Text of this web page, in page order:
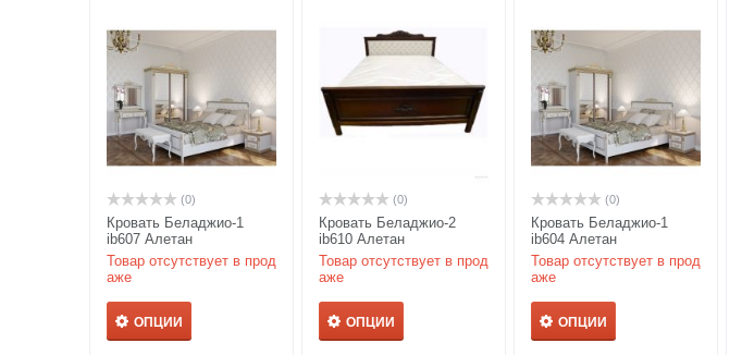
(0)
Кровать Беладжио-1
ib607 Алетан
Товар отсутствует в прод
аже
ОПЦИИ
(0)
Кровать Беладжио-2
ib610 Алетан
Товар отсутствует в прод
аже
ОПЦИИ
(0)
Кровать Беладжио-1
ib604 Алетан
Товар отсутствует в прод
аже
ОПЦИИ